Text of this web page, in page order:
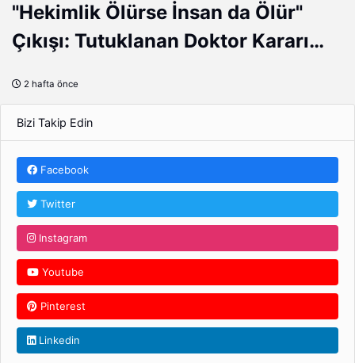
"Hekimlik Ölürse İnsan da Ölür"
Çıkışı: Tutuklanan Doktor Kararı
2 hafta önce
Bizi Takip Edin
Facebook
Twitter
Instagram
Youtube
Pinterest
Linkedin